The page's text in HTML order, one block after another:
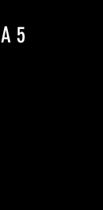
5